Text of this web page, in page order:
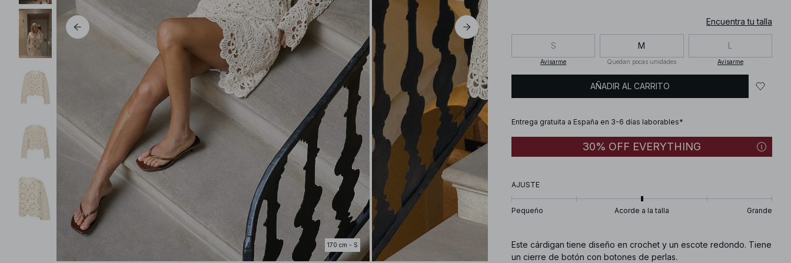
170 cm - S
Encuentra tu talla
S
Avisarme
M
Quedan pocas unidades
L
Avisarme
AÑADIR AL CARRITO
Entrega gratuita a España en 3-6 días laborables*
30% OFF EVERYTHING
AJUSTE
Pequeño Acorde a la talla Grande
Este cárdigan tiene diseño en crochet y un escote redondo. Tiene
un cierre de botón con botones de perlas.